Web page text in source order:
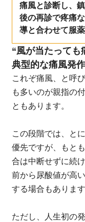
痛風と診断し、
後の再診で疼痛
導と合わせて服薬
“風が当たっても
典型的な痛風発
これぞ痛風、と呼
も多いのが親指の
ともあります。
この段階では、と
優先ですが、もと
合は中断せずに続
前から尿酸値が高
する場合もあります
ただし、人生初の